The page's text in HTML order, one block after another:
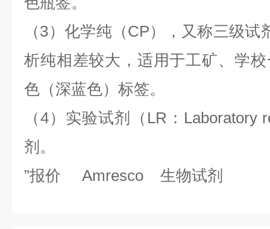
（3）化学纯（CP），又称三级
析纯相差较大，适用于工矿、学
色（深蓝色）标签。
（4）实验试剂（LR：Laboratory
剂。
”报价 Amresco 生物试剂